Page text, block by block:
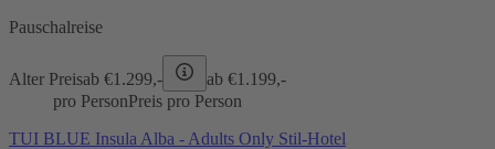
Pauschalreise
Alter Preisab €1.299,- ab €1.199,-
pro PersonPreis pro Person
TUI BLUE Insula Alba - Adults Only Stil-Hotel